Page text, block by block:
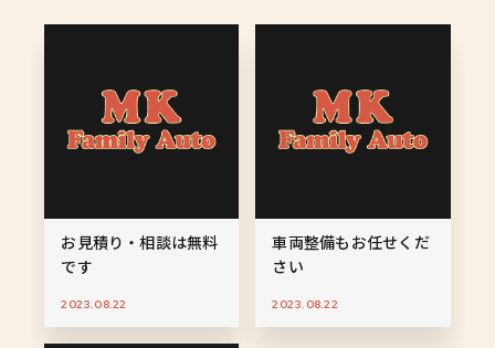
お見積り・相談は無料
です
2023.08.22
車両整備もお任せくだ
さい
2023.08.22